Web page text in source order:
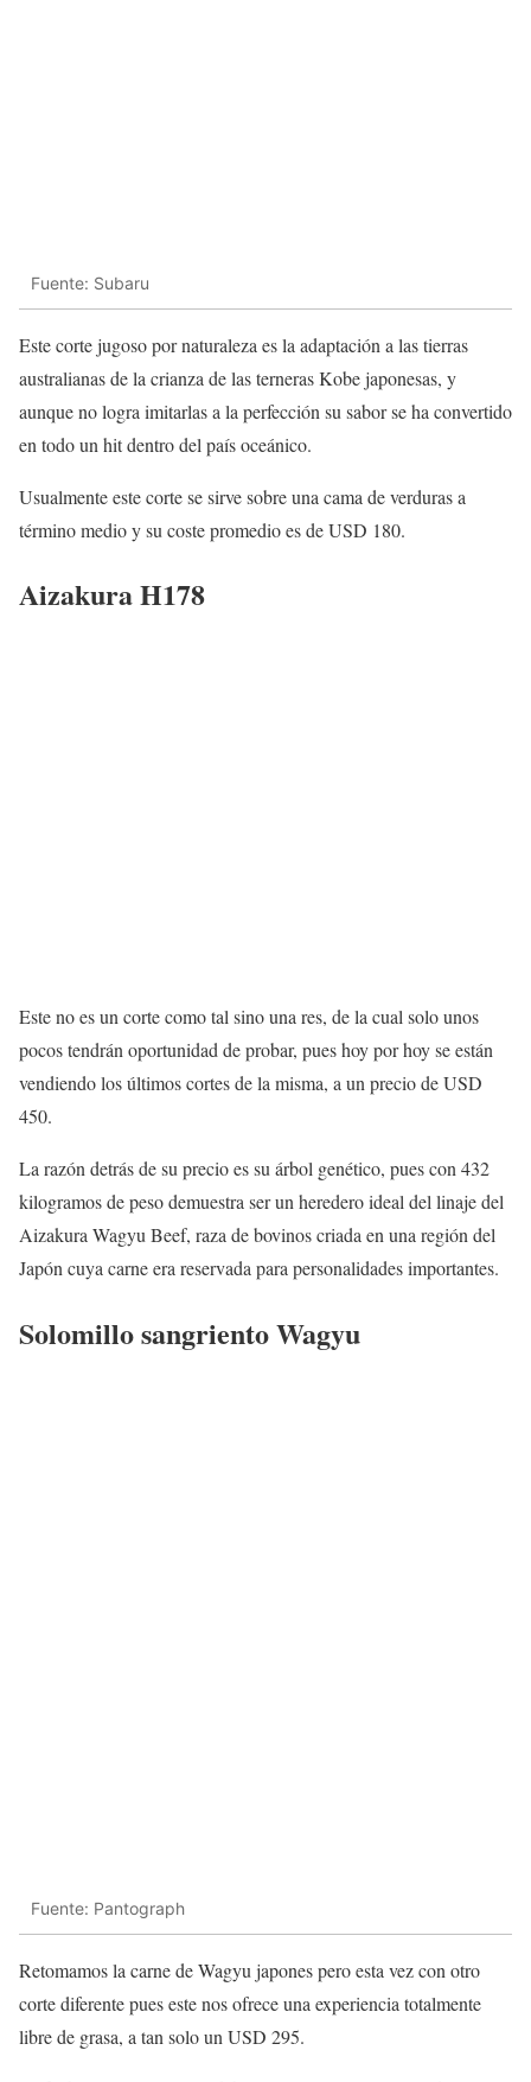
Fuente: Subaru
Este corte jugoso por naturaleza es la adaptación a las tierras
australianas de la crianza de las terneras Kobe japonesas, y
aunque no logra imitarlas a la perfección su sabor se ha convertido
en todo un hit dentro del país oceánico.
Usualmente este corte se sirve sobre una cama de verduras a
término medio y su coste promedio es de USD 180.
Aizakura H178
Este no es un corte como tal sino una res, de la cual solo unos
pocos tendrán oportunidad de probar, pues hoy por hoy se están
vendiendo los últimos cortes de la misma, a un precio de USD
450.
La razón detrás de su precio es su árbol genético, pues con 432
kilogramos de peso demuestra ser un heredero ideal del linaje del
Aizakura Wagyu Beef, raza de bovinos criada en una región del
Japón cuya carne era reservada para personalidades importantes.
Solomillo sangriento Wagyu
Fuente: Pantograph
Retomamos la carne de Wagyu japones pero esta vez con otro
corte diferente pues este nos ofrece una experiencia totalmente
libre de grasa, a tan solo un USD 295.